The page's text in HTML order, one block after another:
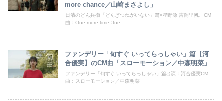
more chance／山崎まさよし」
日清のどん兵衛「どんぎつねがいない」篇×星野源 吉岡里帆、CM
曲：One more time,One...
ファンデリー「旬すぐ いってらっしゃい」篇【河
合優実】のCM曲「スローモーション／中森明菜」
ファンデリー「旬すぐ いってらっしゃい」篇出演：河合優実CM
曲：スローモーション／中森明菜